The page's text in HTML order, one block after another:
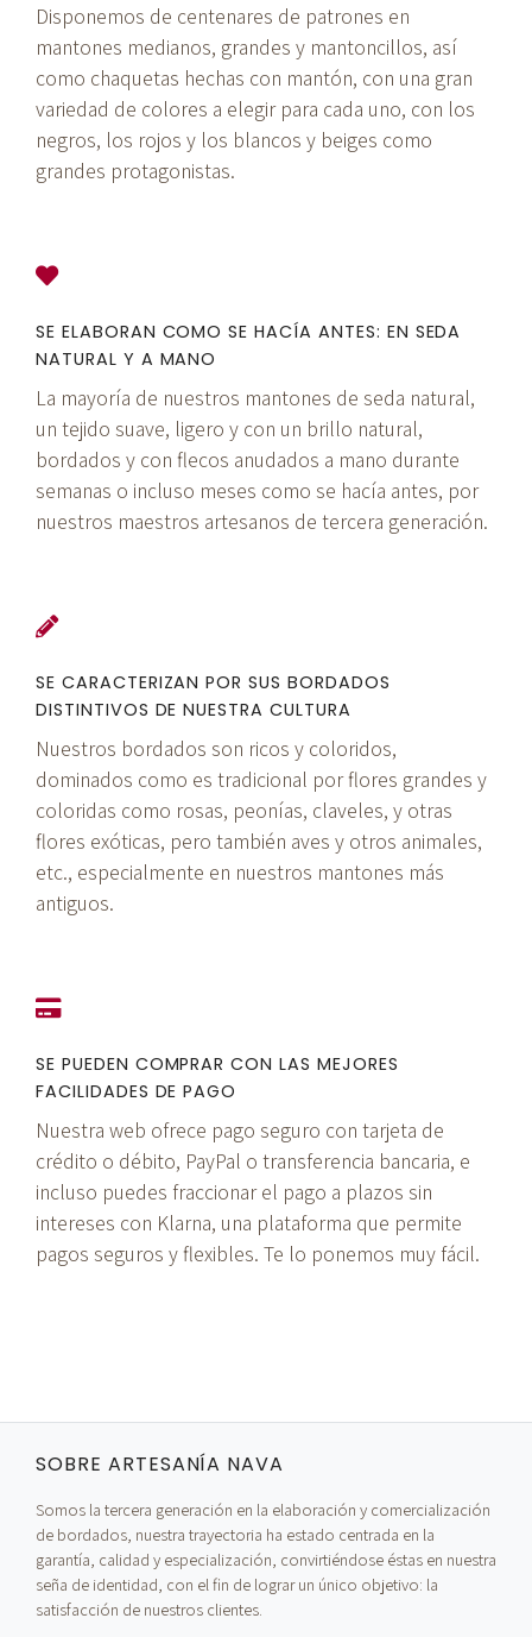
Disponemos de centenares de patrones en
mantones medianos, grandes y mantoncillos, así
como chaquetas hechas con mantón, con una gran
variedad de colores a elegir para cada uno, con los
negros, los rojos y los blancos y beiges como
grandes protagonistas.
SE ELABORAN COMO SE HACÍA ANTES: EN SEDA
NATURAL Y A MANO
La mayoría de nuestros mantones de seda natural,
un tejido suave, ligero y con un brillo natural,
bordados y con flecos anudados a mano durante
semanas o incluso meses como se hacía antes, por
nuestros maestros artesanos de tercera generación.
SE CARACTERIZAN POR SUS BORDADOS
DISTINTIVOS DE NUESTRA CULTURA
Nuestros bordados son ricos y coloridos,
dominados como es tradicional por flores grandes y
coloridas como rosas, peonías, claveles, y otras
flores exóticas, pero también aves y otros animales,
etc., especialmente en nuestros mantones más
antiguos.
SE PUEDEN COMPRAR CON LAS MEJORES
FACILIDADES DE PAGO
Nuestra web ofrece pago seguro con tarjeta de
crédito o débito, PayPal o transferencia bancaria, e
incluso puedes fraccionar el pago a plazos sin
intereses con Klarna, una plataforma que permite
pagos seguros y flexibles. Te lo ponemos muy fácil.
SOBRE ARTESANÍA NAVA
Somos la tercera generación en la elaboración y comercialización
de bordados, nuestra trayectoria ha estado centrada en la
garantía, calidad y especialización, convirtiéndose éstas en nuestra
seña de identidad, con el fin de lograr un único objetivo: la
satisfacción de nuestros clientes.